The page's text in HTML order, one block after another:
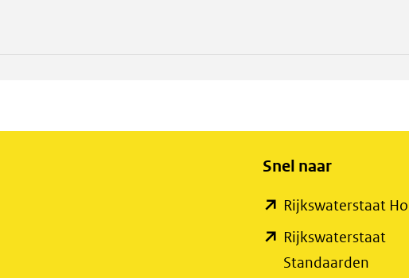
Snel naar
Rijkswaterstaat
Rijkswaterstaat
Standaarden